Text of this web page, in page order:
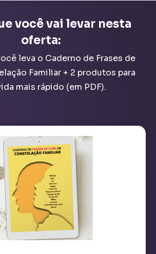
você vai levar nesta
oferta:
leva o Caderno de Frases de
Familiar + 2 produtos para
mais rápido (em PDF).